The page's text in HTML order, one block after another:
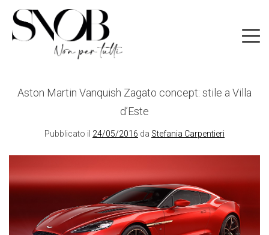
content
Aston Martin Vanquish Zagato concept: stile a Villa
d’Este
Pubblicato il 24/05/2016 da Stefania Carpentieri